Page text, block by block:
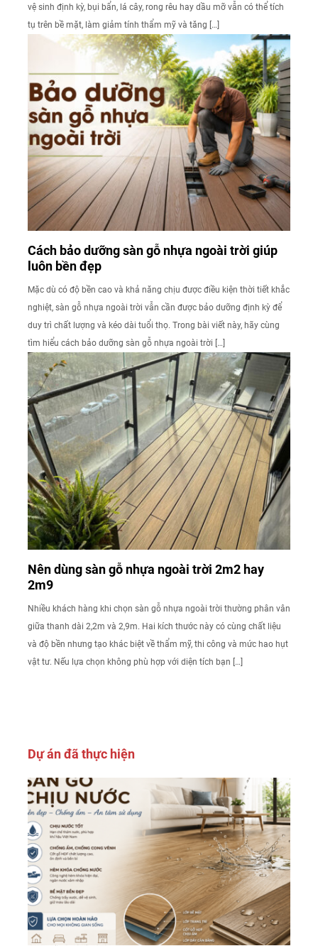
vệ sinh định kỳ, bụi bẩn, lá cây, rong rêu hay dầu mỡ vẫn có thể tích
tụ trên bề mặt, làm giảm tính thẩm mỹ và tăng […]
Cách bảo dưỡng sàn gỗ nhựa ngoài trời giúp
luôn bền đẹp
Mặc dù có độ bền cao và khả năng chịu được điều kiện thời tiết khắc
nghiệt, sàn gỗ nhựa ngoài trời vẫn cần được bảo dưỡng định kỳ để
duy trì chất lượng và kéo dài tuổi thọ. Trong bài viết này, hãy cùng
tìm hiểu cách bảo dưỡng sàn gỗ nhựa ngoài trời […]
Nên dùng sàn gỗ nhựa ngoài trời 2m2 hay
2m9
Nhiều khách hàng khi chọn sàn gỗ nhựa ngoài trời thường phân vân
giữa thanh dài 2,2m và 2,9m. Hai kích thước này có cùng chất liệu
và độ bền nhưng tạo khác biệt về thẩm mỹ, thi công và mức hao hụt
vật tư. Nếu lựa chọn không phù hợp với diện tích bạn […]
Dự án đã thực hiện